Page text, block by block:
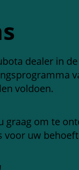
dealer in
voldoen.
graag om te
voor uw